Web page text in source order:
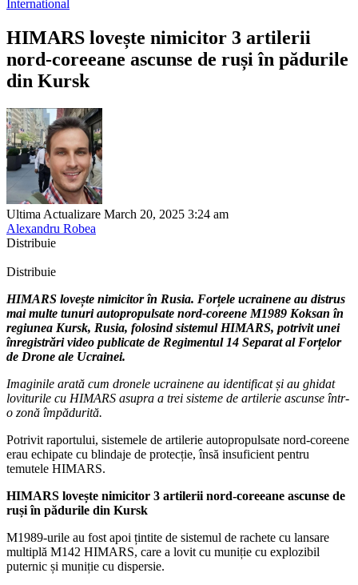
International
HIMARS lovește nimicitor 3 artilerii
nord-coreeane ascunse de ruși în pădurile
din Kursk
Ultima Actualizare March 20, 2025 3:24 am
Alexandru Robea
Distribuie
Distribuie
HIMARS lovește nimicitor în Rusia. Forțele ucrainene au distrus
mai multe tunuri autopropulsate nord-coreene M1989 Koksan în
regiunea Kursk, Rusia, folosind sistemul HIMARS, potrivit unei
înregistrări video publicate de Regimentul 14 Separat al Forțelor
de Drone ale Ucrainei.
Imaginile arată cum dronele ucrainene au identificat și au ghidat
loviturile cu HIMARS asupra a trei sisteme de artilerie ascunse într-
o zonă împădurită.
Potrivit raportului, sistemele de artilerie autopropulsate nord-coreene
erau echipate cu blindaje de protecție, însă insuficient pentru
temutele HIMARS.
HIMARS lovește nimicitor 3 artilerii nord-coreeane ascunse de
ruși în pădurile din Kursk
M1989-urile au fost apoi țintite de sistemul de rachete cu lansare
multiplă M142 HIMARS, care a lovit cu muniție cu explozibil
puternic și muniție cu dispersie.